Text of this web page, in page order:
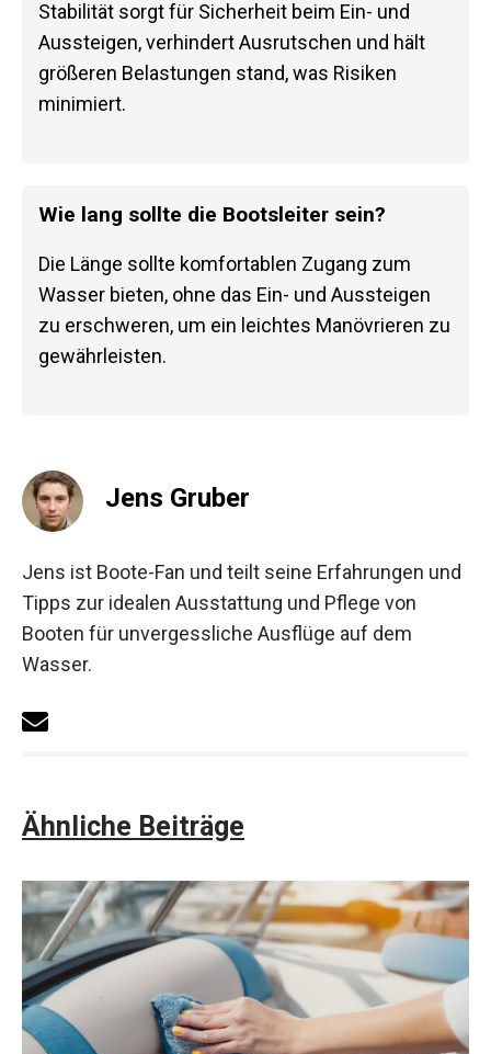
Stabilität sorgt für Sicherheit beim Ein- und
Aussteigen, verhindert Ausrutschen und hält
größeren Belastungen stand, was Risiken
minimiert.
Wie lang sollte die Bootsleiter sein?
Die Länge sollte komfortablen Zugang zum
Wasser bieten, ohne das Ein- und Aussteigen
zu erschweren, um ein leichtes Manövrieren zu
gewährleisten.
Jens Gruber
Jens ist Boote-Fan und teilt seine Erfahrungen und
Tipps zur idealen Ausstattung und Pflege von
Booten für unvergessliche Ausflüge auf dem
Wasser.
Ähnliche Beiträge